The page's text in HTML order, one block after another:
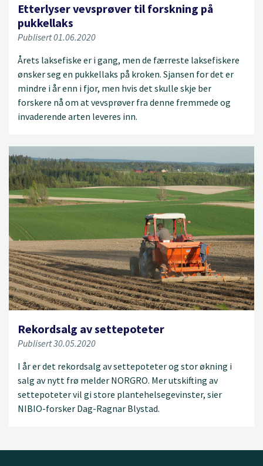
Etterlyser vevsprøver til forskning på
pukkellaks
Publisert 01.06.2020
Årets laksefiske er i gang, men de færreste laksefiskere
ønsker seg en pukkellaks på kroken. Sjansen for det er
mindre i år enn i fjor, men hvis det skulle skje ber
forskere nå om at vevsprøver fra denne fremmede og
invaderende arten leveres inn.
Rekordsalg av settepoteter
Publisert 30.05.2020
I år er det rekordsalg av settepoteter og stor økning i
salg av nytt frø melder NORGRO. Mer utskifting av
settepoteter vil gi store plantehelsegevinster, sier
NIBIO-forsker Dag-Ragnar Blystad.